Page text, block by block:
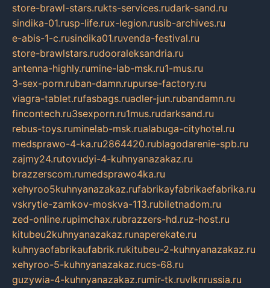
store-brawl-stars.rukts-services.rudark-sand.ru
sindika-01.rusp-life.rux-legion.rusib-archives.ru
e-abis-1-c.rusindika01.ruvenda-festival.ru
store-brawlstars.rudooraleksandria.ru
antenna-highly.rumine-lab-msk.ru1-mus.ru
3-sex-porn.ruban-damn.rupurse-factory.ru
viagra-tablet.rufasbags.ruadler-jun.rubandamn.ru
fincontech.ru3sexporn.ru1mus.rudarksand.ru
rebus-toys.ruminelab-msk.rualabuga-cityhotel.ru
medsprawo-4-ka.ru2864420.rublagodarenie-spb.ru
zajmy24.rutovudyi-4-kuhnyanazakaz.ru
brazzerscom.rumedsprawo4ka.ru
xehyroo5kuhnyanazakaz.rufabrikayfabrikaefabrika.ru
vskrytie-zamkov-moskva-113.rubiletnadom.ru
zed-online.rupimchax.rubrazzers-hd.ruz-host.ru
kitubeu2kuhnyanazakaz.runaperekate.ru
kuhnyaofabrikaufabrik.rukitubeu-2-kuhnyanazakaz.ru
xehyroo-5-kuhnyanazakaz.rucs-68.ru
guzywia-4-kuhnyanazakaz.rumir-tk.ruvlknrussia.ru